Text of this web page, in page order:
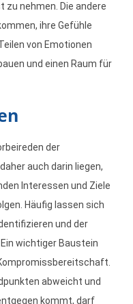
zu nehmen. Die andere
ihre Gefühle
von Emotionen
und einen Raum für
der
auch darin liegen,
Interessen und Ziele
Häufig lassen sich
und der
wichtiger Baustein
abweicht und
kommt, darf